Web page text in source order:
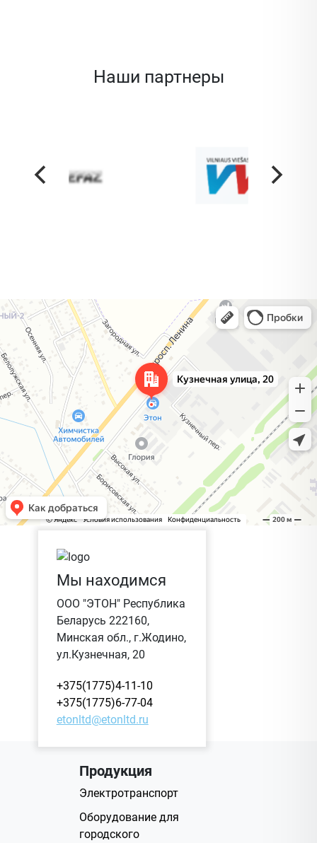
Наши партнеры
Жодино
Кузнечная улица, 20 — Яндекс Карты
Мы находимся
ООО "ЭТОН" Республика
Беларусь 222160,
Минская обл., г.Жодино,
ул.Кузнечная, 20
+375(1775)4-11-10
+375(1775)6-77-04
etonltd@etonltd.ru
Продукция
Электротранспорт
Оборудование для
городского